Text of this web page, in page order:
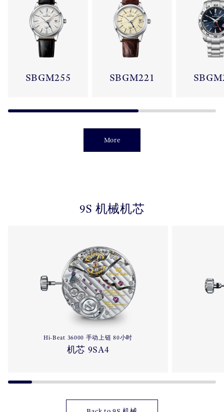
SBGM255 SBGM221
More
9S 机械机芯
Hi-Beat 36000 手动上链 80小时
机芯 9SA4